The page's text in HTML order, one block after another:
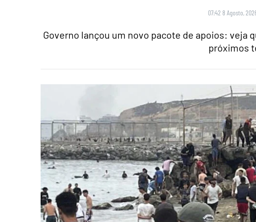
07:42 8 Agosto,
Governo lançou um novo pacote de apoios: veja
próximos